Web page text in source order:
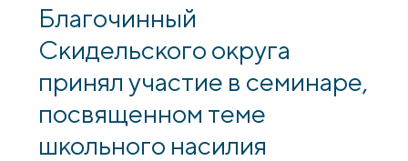
Благочинный
Скидельского округа
принял участие в семинаре,
посвященном теме
школьного насилия